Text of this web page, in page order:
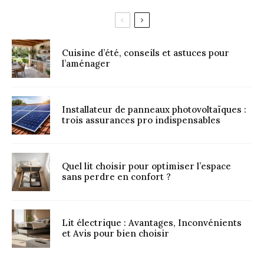
Cuisine d’été, conseils et astuces pour
l’aménager
Installateur de panneaux photovoltaïques :
trois assurances pro indispensables
Quel lit choisir pour optimiser l’espace
sans perdre en confort ?
Lit électrique : Avantages, Inconvénients
et Avis pour bien choisir